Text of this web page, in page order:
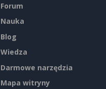
Forum
Nauka
Blog
Wiedza
Darmowe narzędzia
Mapa witryny